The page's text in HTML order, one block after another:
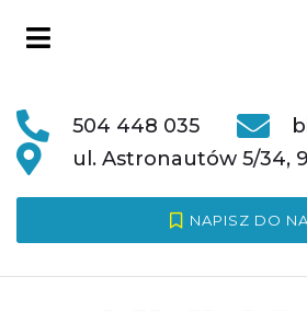
504 448 035
ul. Astronautów 5/34,
NAPISZ DO